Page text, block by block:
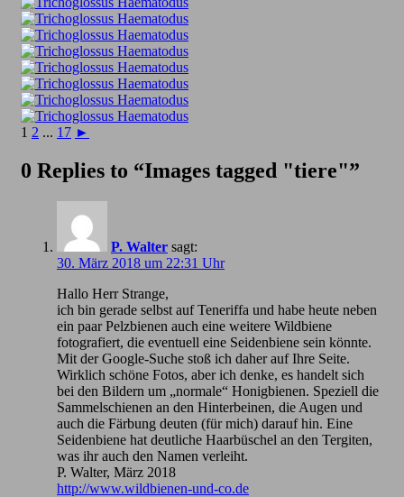
1 2 ... 17 ►
0 Replies to “Images tagged "tiere"”
P. Walter sagt:
30. März 2018 um 22:31 Uhr
Hallo Herr Strange,
ich bin gerade selbst auf Teneriffa und habe heute neben
ein paar Pelzbienen auch eine weitere Wildbiene
fotografiert, die eventuell eine Seidenbiene sein könnte.
Mit der Google-Suche stoß ich daher auf Ihre Seite.
Wirklich schöne Fotos, aber ich denke, es handelt sich
bei den Bildern um „normale“ Honigbienen. Speziell die
Sammelschienen an den Hinterbeinen, die Augen und
auch die Färbung deuten (für mich) darauf hin. Eine
Seidenbiene hat deutliche Haarbüschel an den Tergiten,
was ihr auch den Namen verleiht.
P. Walter, März 2018
http://www.wildbienen-und-co.de